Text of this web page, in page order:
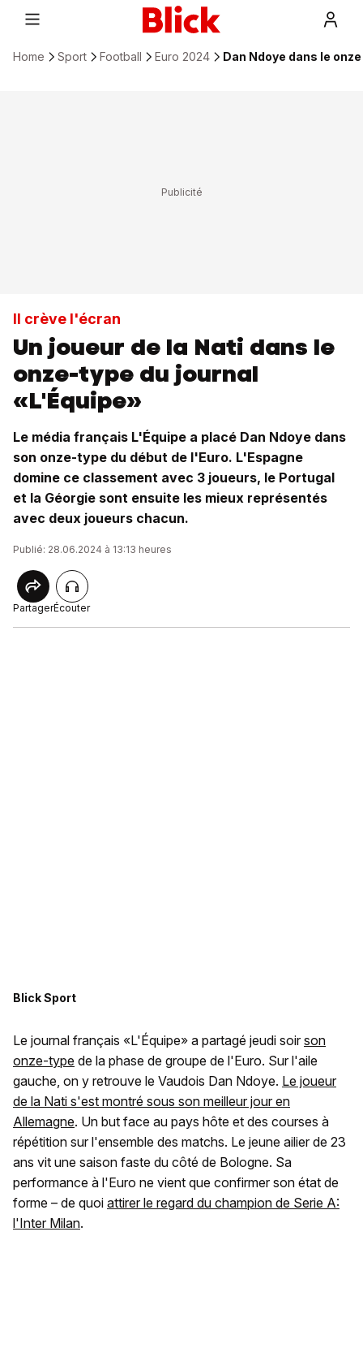
Home Sport Football Euro 2024 Dan Ndoye dans le
Il crève l'écran
Un joueur de la Nati dans le
onze-type du journal
«L'Équipe»
Le média français L'Équipe a placé Dan Ndoye dans
son onze-type du début de l'Euro. L'Espagne
domine ce classement avec 3 joueurs, le Portugal
et la Géorgie sont ensuite les mieux représentés
avec deux joueurs chacun.
Publié: 28.06.2024 à 13:13 heures
PartagerÉcouter
Blick Sport
Le journal français «L'Équipe» a partagé jeudi soir son
onze-type de la phase de groupe de l'Euro. Sur l'aile
gauche, on y retrouve le Vaudois Dan Ndoye. Le joueur
de la Nati s'est montré sous son meilleur jour en
Allemagne. Un but face au pays hôte et des courses à
répétition sur l'ensemble des matchs. Le jeune ailier de 23
ans vit une saison faste du côté de Bologne. Sa
performance à l'Euro ne vient que confirmer son état de
forme – de quoi attirer le regard du champion de Serie A:
l'Inter Milan.